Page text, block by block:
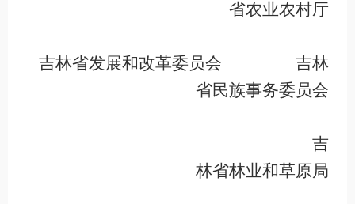
省农业农村厅
吉林省发展和改革委员会
吉林
省民族事务委员会
吉
林省林业和草原局